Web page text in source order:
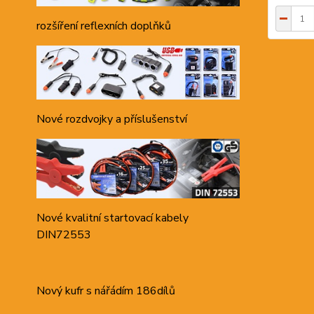
rozšíření reflexních doplňků
Nové rozdvojky a příslušenství
Nové kvalitní startovací kabely
DIN72553
Nový kufr s nářádím 186dílů